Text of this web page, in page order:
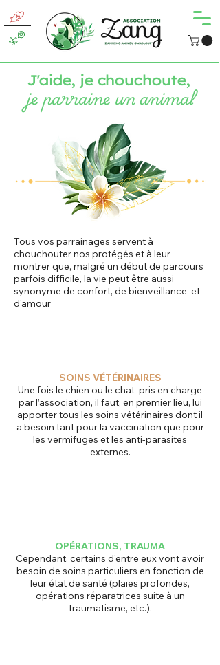
J'aide, je chouchoute,
je parraine un animal
Tous vos parrainages servent à
chouchouter nos protégés et à leur
montrer que, malgré un début de parcours
parfois difficile, la vie peut être aussi
synonyme de confort, de bienveillance et
d'amour
SOINS VÉTÉRINAIRES
Une fois le chien ou le chat pris en charge
par l’association, il faut, en premier lieu, lui
apporter tous les soins vétérinaires dont il
a besoin tant pour la vaccination que pour
les vermifuges et les anti-parasites
externes.
OPÉRATIONS, TRAUMA
Cependant, certains d'entre eux vont avoir
besoin de soins particuliers en fonction de
leur état de santé (plaies profondes,
opérations réparatrices suite à un
traumatisme, etc.).